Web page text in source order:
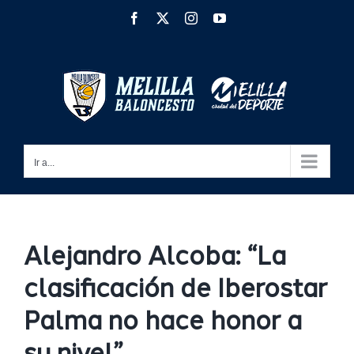
Facebook InstagramYouTube
Ir a...
Alejandro Alcoba: “La
clasificación de Iberostar
Palma no hace honor a